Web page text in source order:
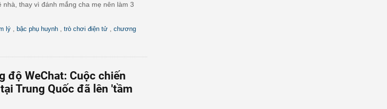
nhà, thay vì đánh mắng cha mẹ nên làm 3
lý bậc phụ huynh trò chơi điện tử
chương
độ WeChat: Cuộc chiến
Trung Quốc đã lên 'tầm